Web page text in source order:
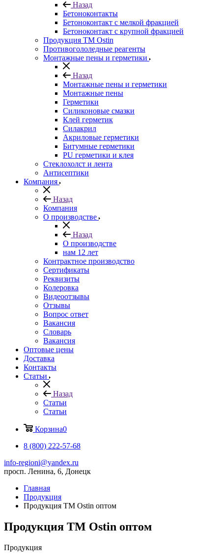
Назад
Бетоноконтакты
Бетоноконтакт с мелкой фракцией
Бетоноконтакт с крупной фракцией
Продукция ТМ Ostin
Противогололедные реагенты
Монтажные пены и герметики
Назад
Монтажные пены и герметики
Монтажные пены
Герметики
Силиконовые смазки
Клей герметик
Силакрил
Акриловые герметики
Битумные герметики
PU герметики и клея
Стеклохолст и лента
Антисептики
Компания
Назад
Компания
О производстве
Назад
О производстве
нам 12 лет
Контрактное производство
Сертификаты
Реквизиты
Колеровка
Видеоотзывы
Отзывы
Вопрос ответ
Вакансия
Словарь
Вакансия
Оптовые цены
Доставка
Контакты
Статьи
Назад
Статьи
Статьи
Корзина0
8 (800) 222-57-68
info-regioni@yandex.ru
просп. Ленина, 6, Донецк
Главная
Продукция
Продукция ТМ Ostin оптом
Продукция ТМ Ostin оптом
Продукция